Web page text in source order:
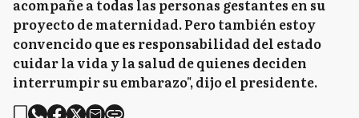
acompañe a todas las personas gestantes en su
proyecto de maternidad. Pero también estoy
convencido que es responsabilidad del estado
cuidar la vida y la salud de quienes deciden
interrumpir su embarazo", dijo el presidente.